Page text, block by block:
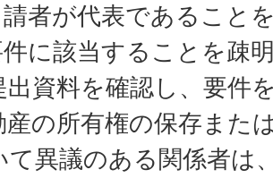
者が代表であること
に該当することを疎
出資料を確認し、要件
産の所有権の保存また
て異議のある関係者は